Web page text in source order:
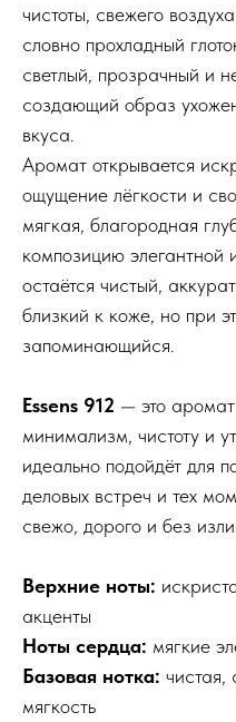
чистоты, свежего
словно прохладный
светлый, прозрачный и
создающий образ
вкуса.
Аромат открывается
ощущение лёгкости и
мягкая, благородная
композицию
остаётся чистый,
близкий к коже, но при
запоминающийся.
Essens 912 — это аромат
минимализм, чистоту и
идеально подойдёт для
деловых встреч и тех
свежо, дорого и без
Верхние ноты:
акценты
Ноты сердца: мягкие
Базовая нотка: чистая,
мягкость